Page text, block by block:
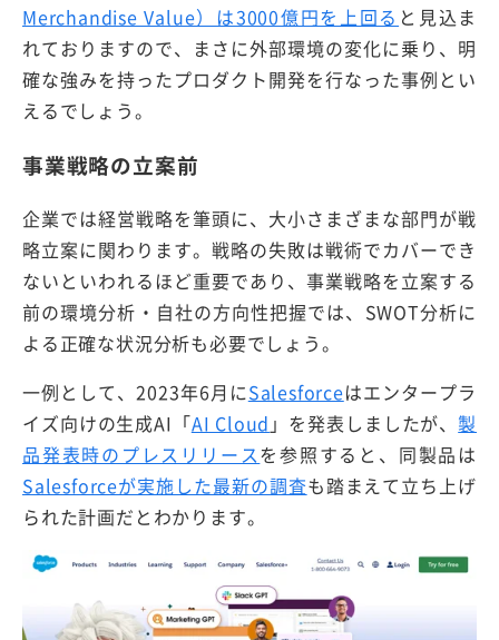
Merchandise Value）は3000億円を上回る と見込ま
れておりますので、まさに外部環境の変化に乗り、明
確な強みを持ったプロダクト開発を行なった事例とい
えるでしょう。
事業戦略の立案前
企業では経営戦略を筆頭に、大小さまざまな部門が戦
略立案に関わります。戦略の失敗は戦術でカバーでき
ないといわれるほど重要であり、事業戦略を立案する
前の環境分析・自社の方向性把握では、SWOT分析に
よる正確な状況分析も必要でしょう。
一例として、2023年6月にSalesforceはエンタープラ
イズ向けの生成AI「AI Cloud 」を発表しましたが、 製
品発表時のプレスリリースを参照すると、同製品は
Salesforceが実施した最新の調査も踏まえて立ち上げ
られた計画だとわかります。